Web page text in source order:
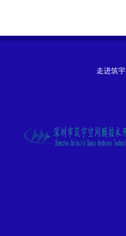
走进筑宇